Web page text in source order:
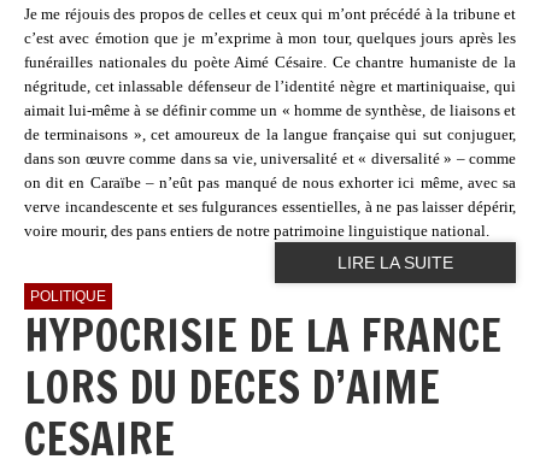
Je me réjouis des propos de celles et ceux qui m’ont précédé à la tribune et
c’est avec émotion que je m’exprime à mon tour, quelques jours après les
funérailles nationales du poète Aimé Césaire. Ce chantre humaniste de la
négritude, cet inlassable défenseur de l’identité nègre et martiniquaise, qui
aimait lui-même à se définir comme un « homme de synthèse, de liaisons et
de terminaisons », cet amoureux de la langue française qui sut conjuguer,
dans son œuvre comme dans sa vie, universalité et « diversalité » – comme
on dit en Caraïbe – n’eût pas manqué de nous exhorter ici même, avec sa
verve incandescente et ses fulgurances essentielles, à ne pas laisser dépérir,
voire mourir, des pans entiers de notre patrimoine linguistique national.
LIRE LA SUITE
POLITIQUE
HYPOCRISIE DE LA FRANCE
LORS DU DECES D’AIME
CESAIRE